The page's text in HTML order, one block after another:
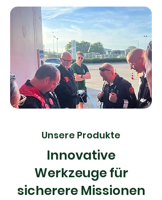
Unsere Produkte
Innovative
Werkzeuge für
sicherere Missionen